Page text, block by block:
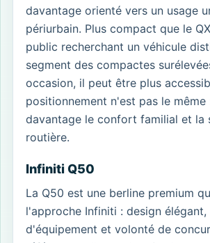
davantage orienté vers un usage
périurbain. Plus compact que le
public recherchant un véhicule
segment des compactes
occasion, il peut être plus
positionnement n'est pas le même
davantage le confort familial et la
routière.
Infiniti Q50
La Q50 est une berline premium
l'approche Infiniti : design élégant,
d'équipement et volonté de